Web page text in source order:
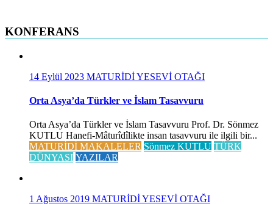
KONFERANS
14 Eylül 2023 MATURİDİ YESEVİ OTAĞI
Orta Asya’da Türkler ve İslam Tasavvuru
Orta Asya’da Türkler ve İslam Tasavvuru Prof. Dr. Sönmez
KUTLU Hanefi-Mâturîdîlikte insan tasavvuru ile ilgili bir...
MATURİDİ MAKALELER Sönmez KUTLU TÜRK
DÜNYASI YAZILAR
1 Ağustos 2019 MATURİDİ YESEVİ OTAĞI